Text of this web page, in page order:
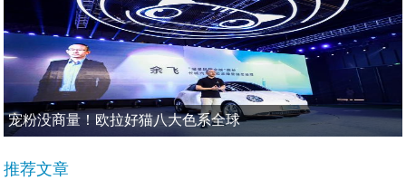
宠粉没商量！欧拉好猫八大色系全球
推荐文章